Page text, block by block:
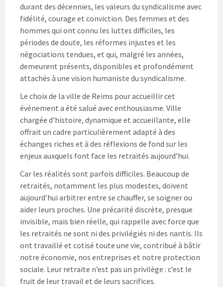
durant des décennies, les valeurs du syndicalisme avec
fidélité, courage et conviction. Des femmes et des
hommes qui ont connu les luttes difficiles, les
périodes de doute, les réformes injustes et les
négociations tendues, et qui, malgré les années,
demeurent présents, disponibles et profondément
attachés à une vision humaniste du syndicalisme.
Le choix de la ville de Reims pour accueillir cet
événement a été salué avec enthousiasme. Ville
chargée d’histoire, dynamique et accueillante, elle
offrait un cadre particulièrement adapté à des
échanges riches et à des réflexions de fond sur les
enjeux auxquels font face les retraités aujourd’hui.
Car les réalités sont parfois difficiles. Beaucoup de
retraités, notamment les plus modestes, doivent
aujourd’hui arbitrer entre se chauffer, se soigner ou
aider leurs proches. Une précarité discrète, presque
invisible, mais bien réelle, qui rappelle avec force que
les retraités ne sont ni des privilégiés ni des nantis. Ils
ont travaillé et cotisé toute une vie, contribué à bâtir
notre économie, nos entreprises et notre protection
sociale. Leur retraite n’est pas un privilège : c’est le
fruit de leur travail et de leurs sacrifices.